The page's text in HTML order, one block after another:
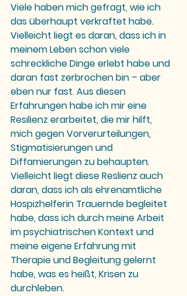
Viele haben mich gefragt, wie ich
das überhaupt verkraftet habe.
Vielleicht liegt es daran, dass ich in
meinem Leben schon viele
schreckliche Dinge erlebt habe und
daran fast zerbrochen bin – aber
eben nur fast. Aus diesen
Erfahrungen habe ich mir eine
Resilienz erarbeitet, die mir hilft,
mich gegen Vorverurteilungen,
Stigmatisierungen und
Diffamierungen zu behaupten.
Vielleicht liegt diese Reslienz auch
daran, dass ich als ehrenamtliche
Hospizhelferin Trauernde begleitet
habe, dass ich durch meine Arbeit
im psychiatrischen Kontext und
meine eigene Erfahrung mit
Therapie und Begleitung gelernt
habe, was es heißt, Krisen zu
durchleben.